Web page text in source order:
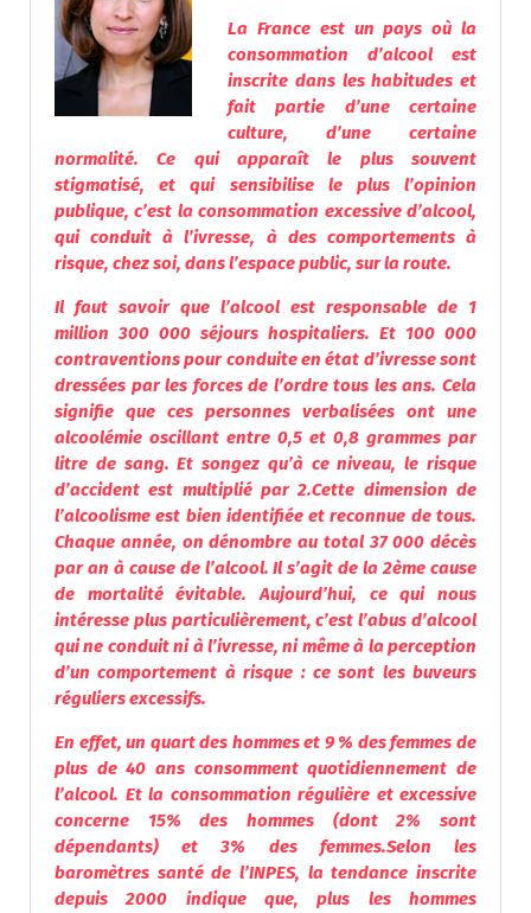
La France est un pays où la
consommation d’alcool est
inscrite dans les habitudes et
fait partie d’une certaine
culture, d’une certaine
normalité.Ce qui apparaît le plus souvent
stigmatisé, et qui sensibilise le plus l’opinion
publique, c’est la consommation excessive d’alcool,
qui conduit à l’ivresse, à des comportements à
risque, chez soi, dans l’espace public, sur la route.
Il faut savoir que l’alcool est responsable de 1
million 300 000 séjours hospitaliers. Et 100 000
contraventions pour conduite en état d’ivresse sont
dressées par les forces de l’ordre tous les ans. Cela
signifie que ces personnes verbalisées ont une
alcoolémie oscillant entre 0,5 et 0,8 grammes par
litre de sang. Et songez qu’à ce niveau, le risque
d’accident est multiplié par 2.Cette dimension de
l’alcoolisme est bien identifiée et reconnue de tous.
Chaque année, on dénombre au total 37 000 décès
par an à cause de l’alcool. Il s’agit de la 2ème cause
de mortalité évitable.Aujourd’hui, ce qui nous
intéresse plus particulièrement, c’est l’abus d’alcool
qui ne conduit ni à l’ivresse, ni même à la perception
d’un comportement à risque : ce sont les buveurs
réguliers excessifs.
En effet, un quart des hommes et 9 % des femmes de
plus de 40 ans consomment quotidiennement de
l’alcool. Et la consommation régulière et excessive
concerne 15% des hommes (dont 2% sont
dépendants) et 3% des femmes.Selon les
baromètres santé de l’INPES, la tendance inscrite
depuis 2000 indique que, plus les hommes